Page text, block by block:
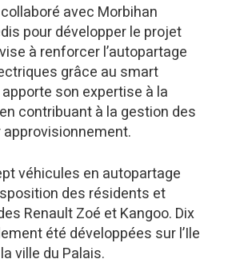
avec Morbihan
pour développer le projet
à renforcer l’autopartage
grâce au smart
son expertise à la
contribuant à la gestion des
véhicules en autopartage
des résidents et
Renault Zoé et Kangoo. Dix
été développées sur l’Ile
ville du Palais.